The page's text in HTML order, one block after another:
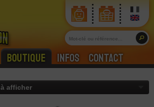
Boutique Infos Contact